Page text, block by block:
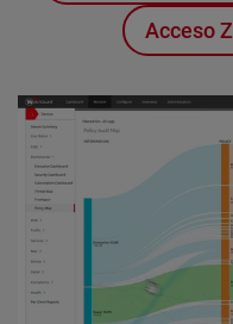
Acceso